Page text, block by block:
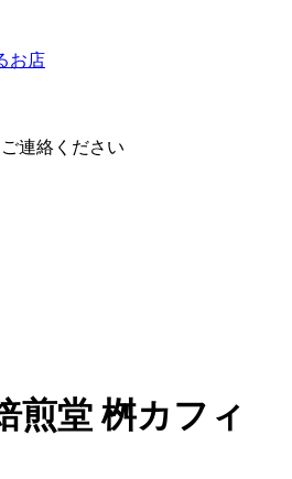
お店
連絡ください
煎堂 桝カフィ